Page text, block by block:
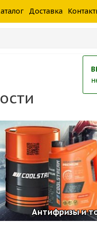
Доставка
Антифризы и